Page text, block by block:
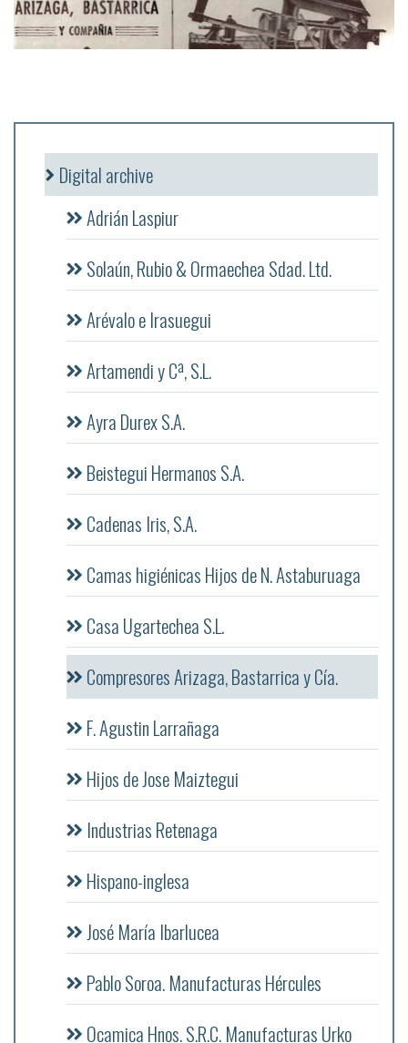
Digital archive
Adrián Laspiur
Solaún, Rubio & Ormaechea Sdad. Ltd.
Arévalo e Irasuegui
Artamendi y Cª, S.L.
Ayra Durex S.A.
Beistegui Hermanos S.A.
Cadenas Iris, S.A.
Camas higiénicas Hijos de N. Astaburuaga
Casa Ugartechea S.L.
Compresores Arizaga, Bastarrica y Cía.
F. Agustin Larrañaga
Hijos de Jose Maiztegui
Industrias Retenaga
Hispano-inglesa
José María Ibarlucea
Pablo Soroa. Manufacturas Hércules
Ocamica Hnos. S.R.C. Manufacturas Urko